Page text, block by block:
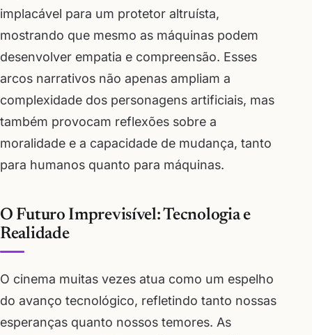
implacável para um protetor altruísta,
mostrando que mesmo as máquinas podem
desenvolver empatia e compreensão. Esses
arcos narrativos não apenas ampliam a
complexidade dos personagens artificiais, mas
também provocam reflexões sobre a
moralidade e a capacidade de mudança, tanto
para humanos quanto para máquinas.
O Futuro Imprevisível: Tecnologia e
Realidade
O cinema muitas vezes atua como um espelho
do avanço tecnológico, refletindo tanto nossas
esperanças quanto nossos temores. As